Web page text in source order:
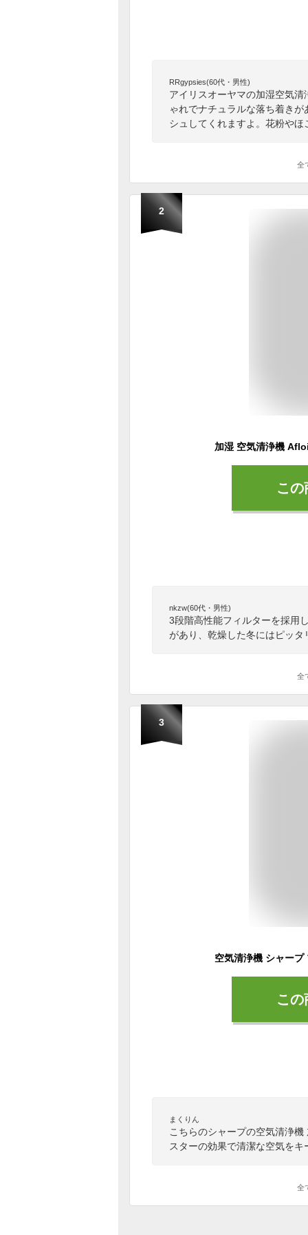
RRgypsies(60代・男性)
アイリスオーヤマの加湿空気
ゃれでナチュラルな落ち着き
シュしてくれますよ。花粉や
全
2
こ
nkzw(60代・男性)
3段階高性能フィルターを採用
があり、乾燥した冬にはピッタ
全
3
こ
まくりん
こちらのシャープの空気清浄
スターの効果で清潔な空気をキ
全